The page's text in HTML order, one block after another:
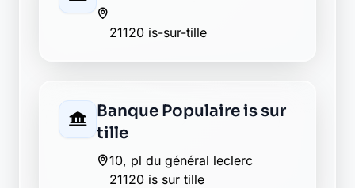
21120 is-sur-tille
Banque Populaire is sur
tille
10, pl du général leclerc
21120 is sur tille